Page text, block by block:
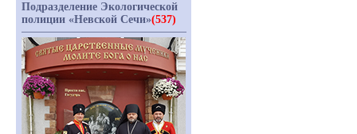
Подразделение Экологической
полиции «Невской Сечи»(537)